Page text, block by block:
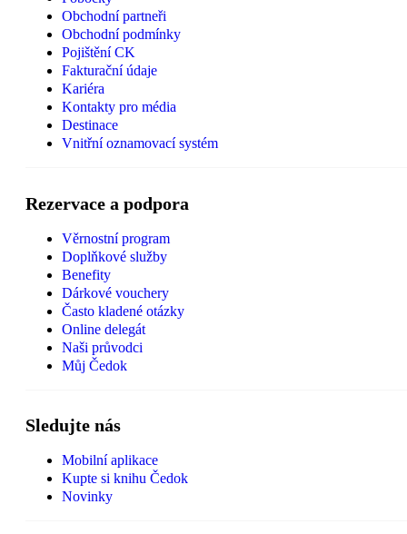
Obchodní partneři
Obchodní podmínky
Pojištění CK
Fakturační údaje
Kariéra
Kontakty pro média
Destinace
Vnitřní oznamovací systém
Rezervace a podpora
Věrnostní program
Doplňkové služby
Benefity
Dárkové vouchery
Často kladené otázky
Online delegát
Naši průvodci
Můj Čedok
Sledujte nás
Mobilní aplikace
Kupte si knihu Čedok
Novinky